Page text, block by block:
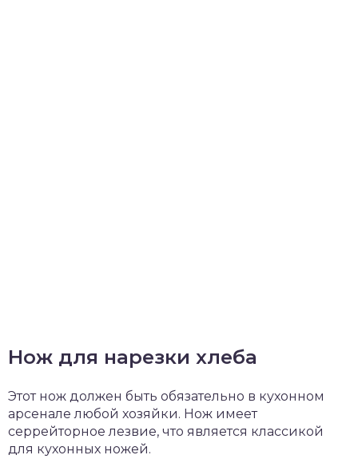
Нож для нарезки хлеба
Этот нож должен быть обязательно в кухонном
арсенале любой хозяйки. Нож имеет
серрейторное лезвие, что является классикой
для кухонных ножей.